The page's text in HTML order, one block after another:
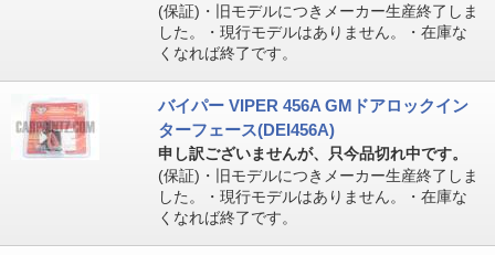
(保証)・旧モデルにつきメーカー生産終了しま
した。・現行モデルはありません。・在庫な
くなれば終了です。
バイパー VIPER 456A GMドアロックイン
ターフェース(DEI456A)
申し訳ございませんが、只今品切れ中です。
(保証)・旧モデルにつきメーカー生産終了しま
した。・現行モデルはありません。・在庫な
くなれば終了です。